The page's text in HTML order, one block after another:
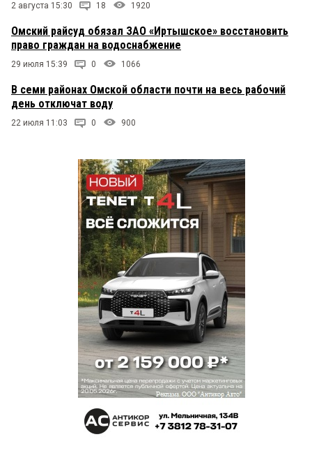
2 августа 15:30 18 1920
Омский райсуд обязал ЗАО «Иртышское» восстановить
право граждан на водоснабжение
29 июля 15:39 0 1066
В семи районах Омской области почти на весь рабочий
день отключат воду
22 июля 11:03 0 900